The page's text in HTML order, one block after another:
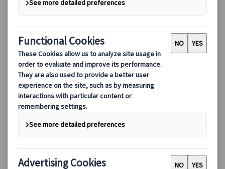
はちみつ色の村々を巡る！コッツウォルズ1日観光ツアー
コッツウォルズ地方の美しい村々を巡る贅沢なバスツアー。伝統
的な「はちみつ色」の家並みや、緑豊かなカントリーサイドの景
間とオリジナルマップ付きで、各村の魅力を存分に堪能。観光の
移動もラクラク、都会の喧騒を離れて心癒されるひとときをお過
94.00 GBP